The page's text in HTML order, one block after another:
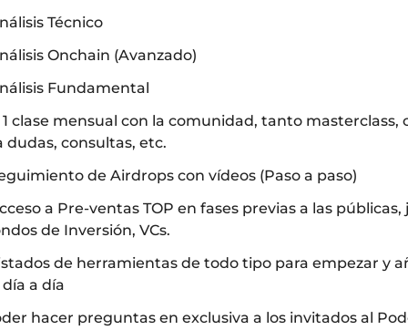
Técnico
Onchain (Avanzado)
Fundamental
1 clase mensual con la comunidad, tanto masterclass,
dudas, consultas, etc.
de Airdrops con vídeos (Paso a paso)
a Pre-ventas TOP en fases previas a las
de Inversión, VCs.
de herramientas de todo tipo para empezar y
a día
hacer preguntas en exclusiva a los invitados al